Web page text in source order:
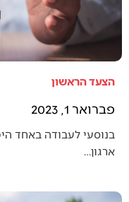
הצעד הראשון
פברואר 1, 2023
בנוסעי לעבודה באחד
ארגון…